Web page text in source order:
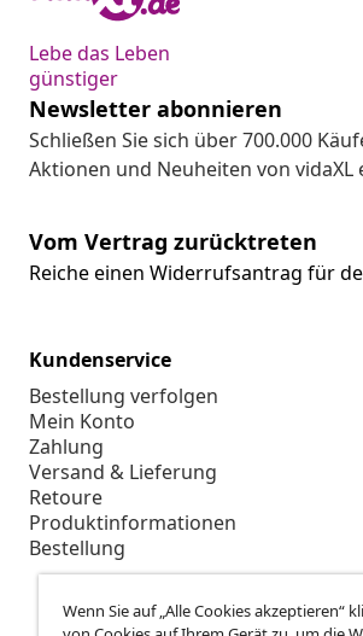
Lebe das Leben
günstiger
Newsletter abonnieren
Schließen Sie sich über 700.000
Aktionen und Neuheiten von vidaXL
Vom Vertrag zurücktreten
Reiche einen Widerrufsantrag für
Kundenservice
Bestellung verfolgen
Mein Konto
Zahlung
Versand & Lieferung
Retoure
Produktinformationen
Bestellung
Wenn Sie auf „Alle Cookies akzeptieren“